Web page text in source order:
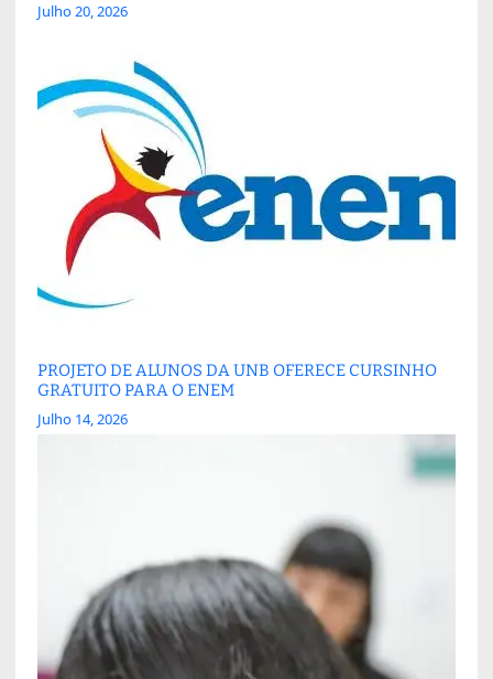
Julho 20, 2026
PROJETO DE ALUNOS DA UNB OFERECE CURSINHO
GRATUITO PARA O ENEM
Julho 14, 2026